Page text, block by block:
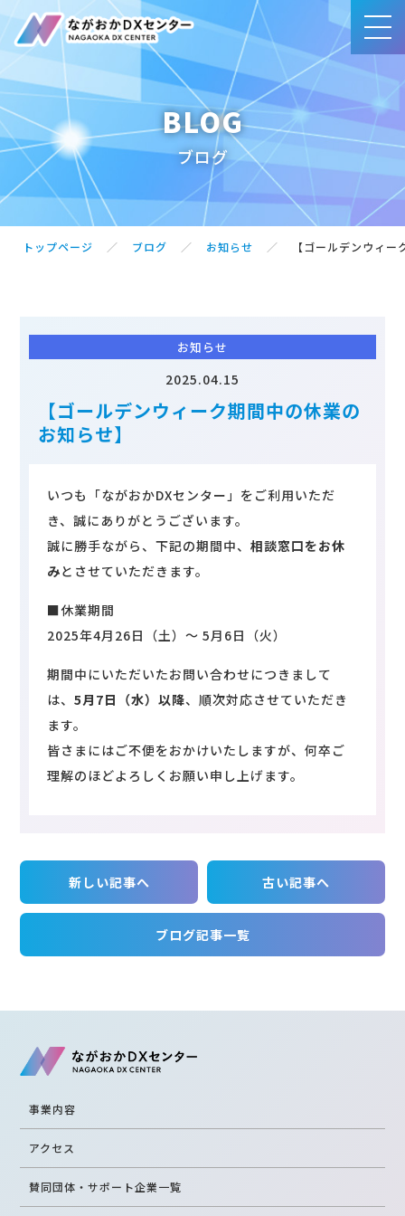
事業内容
賛同団体・サポート企業一覧
ブログ
賛同団体・サポート企業様向け
ページ
賛同団体・サポート企業様向けコンテンツの
閲覧にはログインが必要となります。IDとパ
せください。
運営会社
個人情報保護方針
BLOG
ブログ
トップページ ブログ お知らせ 【ゴールデンウィ
お知らせ
2025.04.15
【ゴールデンウィーク期間中の休業の
お知らせ】
いつも「ながおかDXセンター」をご利用いただ
き、誠にありがとうございます。
誠に勝手ながら、下記の期間中、相談窓口をお休
みとさせていただきます。
■休業期間
2025年4月26日（土）～ 5月6日（火）
期間中にいただいたお問い合わせにつきまして
は、5月7日（水）以降、順次対応させていただき
ます。
皆さまにはご不便をおかけいたしますが、何卒ご
理解のほどよろしくお願い申し上げます。
新しい記事へ
ブログ記事一覧
古い記事へ
事業内容
アクセス
賛同団体・サポート企業一覧